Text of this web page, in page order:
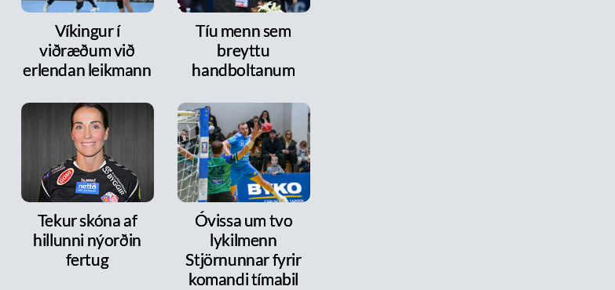
Víkingur í
viðræðum við
erlendan leikmann
Tíu menn sem
breyttu
handboltanum
Tekur skóna af
hillunni nýorðin
fertug
Óvissa um tvo
lykilmenn
Stjörnunnar fyrir
komandi tímabil